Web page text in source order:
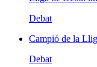
Debat
Campió de la
Debat